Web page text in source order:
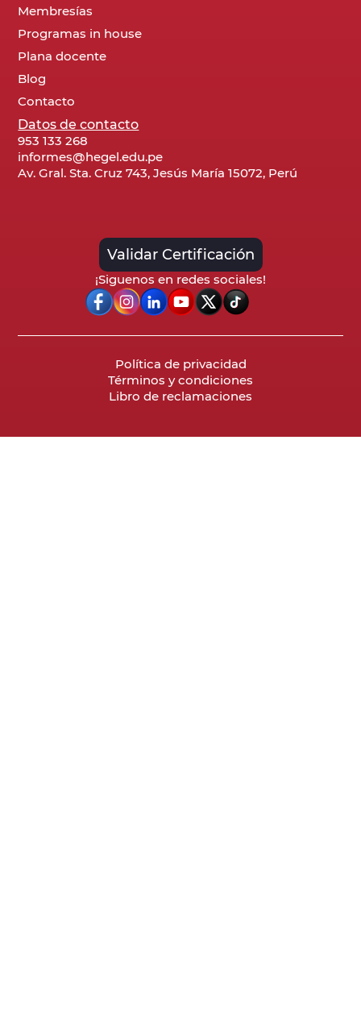
Membresías
Programas in house
Plana docente
Blog
Contacto
Datos de contacto
953 133 268
informes@hegel.edu.pe
Av. Gral. Sta. Cruz 743, Jesús María 15072, Perú
Validar Certificación
¡Siguenos en redes sociales!
Política de privacidad
Términos y condiciones
Libro de reclamaciones